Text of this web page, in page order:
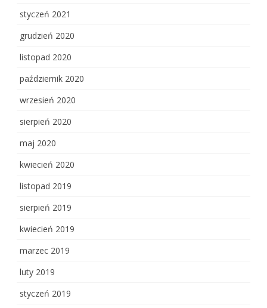
styczeń 2021
grudzień 2020
listopad 2020
październik 2020
wrzesień 2020
sierpień 2020
maj 2020
kwiecień 2020
listopad 2019
sierpień 2019
kwiecień 2019
marzec 2019
luty 2019
styczeń 2019